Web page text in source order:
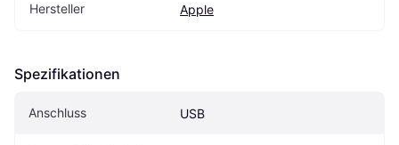
Hersteller Apple
Spezifikationen
Anschluss USB